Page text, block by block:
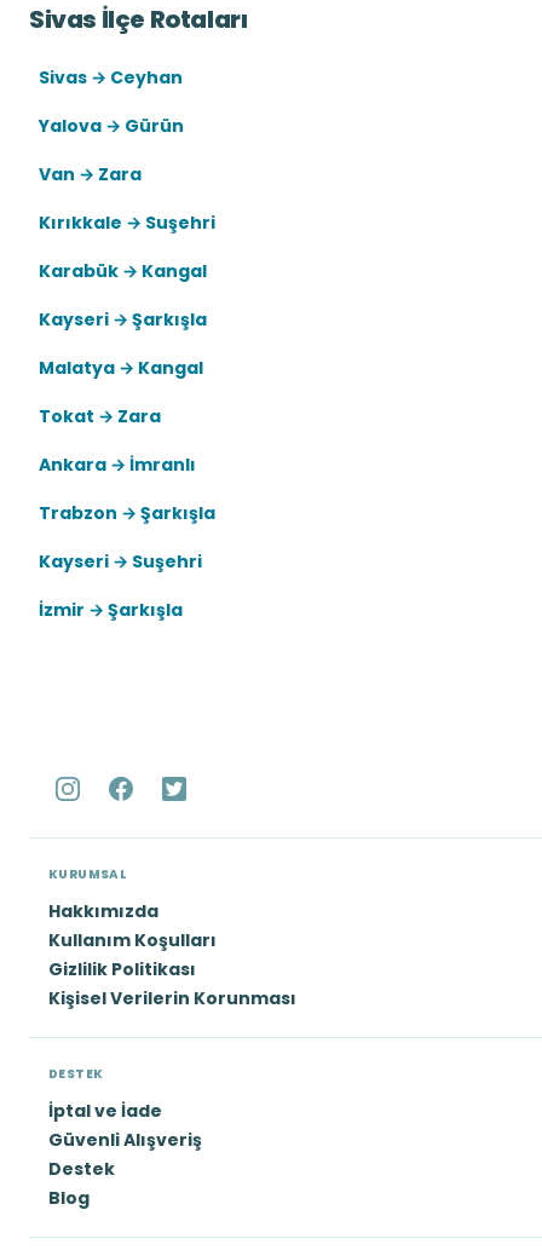
Sivas İlçe Rotaları
Sivas → Ceyhan
Yalova → Gürün
Van → Zara
Kırıkkale → Suşehri
Karabük → Kangal
Kayseri → Şarkışla
Malatya → Kangal
Tokat → Zara
Ankara → İmranlı
Trabzon → Şarkışla
Kayseri → Suşehri
İzmir → Şarkışla
KURUMSAL
Hakkımızda
Kullanım Koşulları
Gizlilik Politikası
Kişisel Verilerin Korunması
DESTEK
İptal ve İade
Güvenli Alışveriş
Destek
Blog